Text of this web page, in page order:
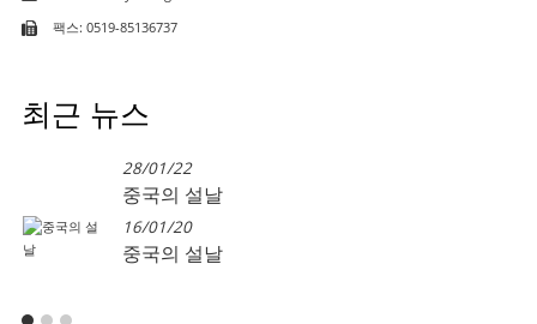
팩스: 0519-85136737
최근 뉴스
28/01/22
중국의 설날
16/01/20
중국의 설날